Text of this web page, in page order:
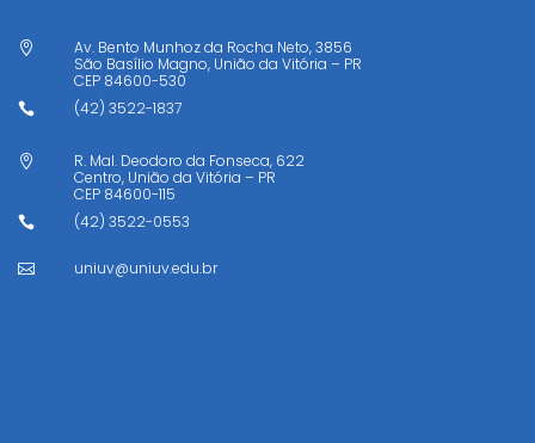

Av. Bento Munhoz da Rocha Neto, 3856
São Basílio Magno, União da Vitória – PR
CEP 84600-530
 (42) 3522-1837

R. Mal. Deodoro da Fonseca, 622
Centro, União da Vitória – PR
CEP 84600-115
 (42) 3522-0553
 uniuv@uniuv.edu.br